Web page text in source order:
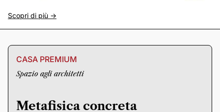
Scopri di più ->
CASA PREMIUM
Spazio agli architetti
Metafisica concreta